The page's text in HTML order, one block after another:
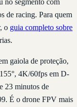
de racing. Para quem
o guia completo sobre
gaiola de proteção,
4K/60fps em D-
23 minutos de
É o drone FPV mais